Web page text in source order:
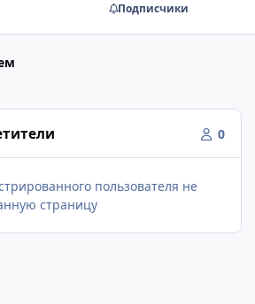
Подписчики
0
пользователя не
страницу